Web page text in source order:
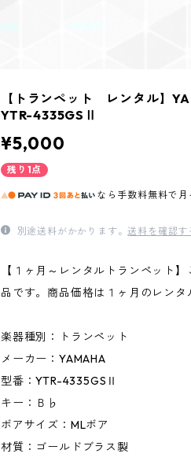
【トランペット レンタル】
YTR-4335GSⅡ
¥5,000
残り1点
なら 手数料無料で 月
別途送料がかかります。送料を確認す
【１ヶ月～レンタルトランペット
品です。商品価格は１ヶ月のレンタ
楽器種別：トランペット
メーカー：YAMAHA
型番：YTR-4335GSⅡ
キー：Ｂ♭
ボアサイズ：MLボア
材質：ゴールドブラス製